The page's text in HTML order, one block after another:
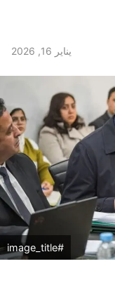
يناير 16, 2026
#image_title